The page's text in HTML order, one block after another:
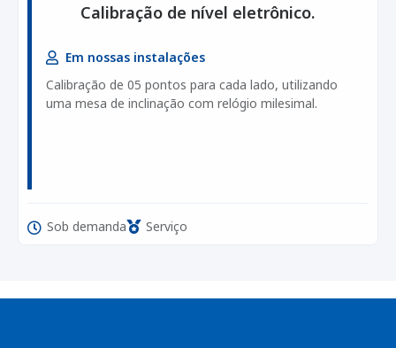
Calibração de nível eletrônico.
Em nossas instalações
Calibração de 05 pontos para cada lado, utilizando
uma mesa de inclinação com relógio milesimal.
Sob demanda Serviço